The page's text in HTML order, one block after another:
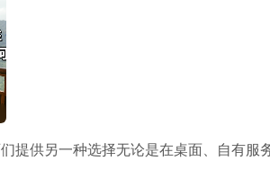
提供另一种选择无论是在桌面、自有服